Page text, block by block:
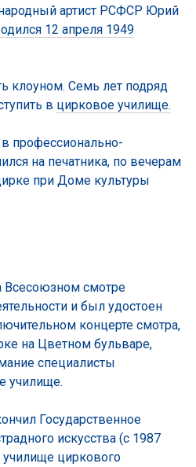
артист РСФСР Юрий
12 апреля 1949
клоуном. Семь лет подряд
в цирковое училище.
профессионально-
на печатника, по вечерам
при Доме культуры
Всесоюзном смотре
и был удостоен
концерте смотра,
на Цветном бульваре,
специалисты
училище.
Государственное
искусства (с 1987
училище циркового